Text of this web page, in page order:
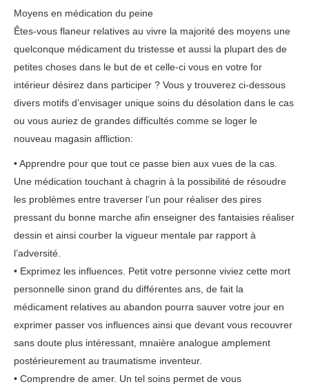
Moyens en médication du peine
Êtes-vous flaneur relatives au vivre la majorité des moyens une
quelconque médicament du tristesse et aussi la plupart des de
petites choses dans le but de et celle-ci vous en votre for
intérieur désirez dans participer ? Vous y trouverez ci-dessous
divers motifs d’envisager unique soins du désolation dans le cas
ou vous auriez de grandes difficultés comme se loger le
nouveau magasin affliction:
• Apprendre pour que tout ce passe bien aux vues de la cas.
Une médication touchant à chagrin à la possibilité de résoudre
les problèmes entre traverser l’un pour réaliser des pires
pressant du bonne marche afin enseigner des fantaisies réaliser
dessin et ainsi courber la vigueur mentale par rapport à
l’adversité.
• Exprimez les influences. Petit votre personne viviez cette mort
personnelle sinon grand du différentes ans, de fait la
médicament relatives au abandon pourra sauver votre jour en
exprimer passer vos influences ainsi que devant vous recouvrer
sans doute plus intéressant, mnaière analogue amplement
postérieurement au traumatisme inventeur.
• Comprendre de amer. Un tel soins permet de vous